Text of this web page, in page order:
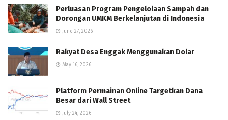
Perluasan Program Pengelolaan Sampah dan
Dorongan UMKM Berkelanjutan di Indonesia
June 27, 2026
Rakyat Desa Enggak Menggunakan Dolar
May 16, 2026
Platform Permainan Online Targetkan Dana
Besar dari Wall Street
July 24, 2026